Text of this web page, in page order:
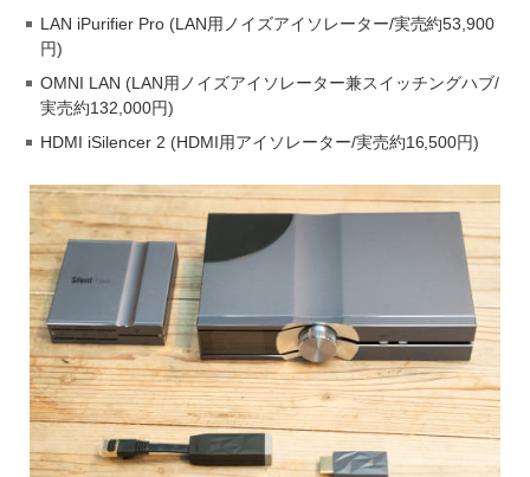
LAN iPurifier Pro (LAN用ノイズアイソレーター/実売約53,900
円)
OMNI LAN (LAN用ノイズアイソレーター兼スイッチングハブ/
実売約132,000円)
HDMI iSilencer 2 (HDMI用アイソレーター/実売約16,500円)